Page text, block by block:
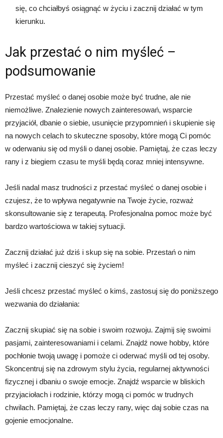
się, co chciałbyś osiągnąć w życiu i zacznij działać w tym
kierunku.
Jak przestać o nim myśleć –
podsumowanie
Przestać myśleć o danej osobie może być trudne, ale nie
niemożliwe. Znalezienie nowych zainteresowań, wsparcie
przyjaciół, dbanie o siebie, usunięcie przypomnień i skupienie się
na nowych celach to skuteczne sposoby, które mogą Ci pomóc
w oderwaniu się od myśli o danej osobie. Pamiętaj, że czas leczy
rany i z biegiem czasu te myśli będą coraz mniej intensywne.
Jeśli nadal masz trudności z przestać myśleć o danej osobie i
czujesz, że to wpływa negatywnie na Twoje życie, rozważ
skonsultowanie się z terapeutą. Profesjonalna pomoc może być
bardzo wartościowa w takiej sytuacji.
Zacznij działać już dziś i skup się na sobie. Przestań o nim
myśleć i zacznij cieszyć się życiem!
Jeśli chcesz przestać myśleć o kimś, zastosuj się do poniższego
wezwania do działania:
Zacznij skupiać się na sobie i swoim rozwoju. Zajmij się swoimi
pasjami, zainteresowaniami i celami. Znajdź nowe hobby, które
pochłonie twoją uwagę i pomoże ci oderwać myśli od tej osoby.
Skoncentruj się na zdrowym stylu życia, regularnej aktywności
fizycznej i dbaniu o swoje emocje. Znajdź wsparcie w bliskich
przyjaciołach i rodzinie, którzy mogą ci pomóc w trudnych
chwilach. Pamiętaj, że czas leczy rany, więc daj sobie czas na
gojenie emocjonalne.